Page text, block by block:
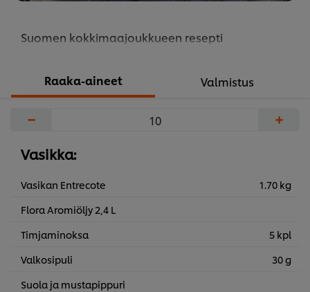
Suomen kokkimaajoukkueen resepti
Raaka-aineet Valmistus
− +
Vasikka:
Vasikan Entrecote
1.70 kg
Flora Aromiöljy 2,4 L
Timjaminoksa
5 kpl
Valkosipuli
30 g
Suola ja mustapippuri